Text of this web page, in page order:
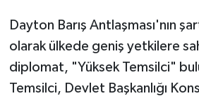
Dayton Barış Antlaşması'nın
olarak ülkede geniş yetkilere
diplomat, "Yüksek Temsilci"
Temsilci, Devlet Başkanlığı